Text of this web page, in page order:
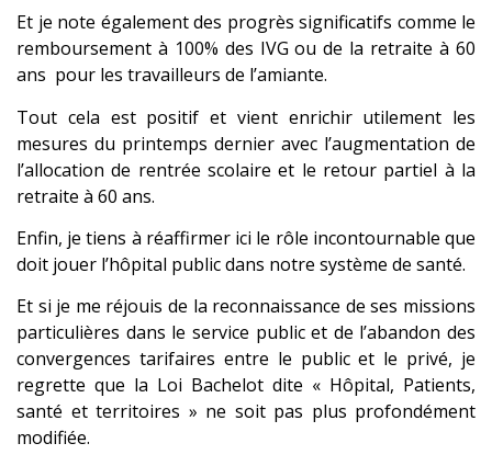
Et je note également des progrès significatifs comme le
remboursement à 100% des IVG ou de la retraite à 60
ans pour les travailleurs de l’amiante.
Tout cela est positif et vient enrichir utilement les
mesures du printemps dernier avec l’augmentation de
l’allocation de rentrée scolaire et le retour partiel à la
retraite à 60 ans.
Enfin, je tiens à réaffirmer ici le rôle incontournable que
doit jouer l’hôpital public dans notre système de santé.
Et si je me réjouis de la reconnaissance de ses missions
particulières dans le service public et de l’abandon des
convergences tarifaires entre le public et le privé, je
regrette que la Loi Bachelot dite « Hôpital, Patients,
santé et territoires » ne soit pas plus profondément
modifiée.